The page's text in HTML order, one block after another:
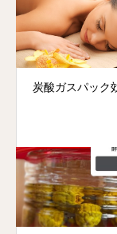
炭酸ガスパック